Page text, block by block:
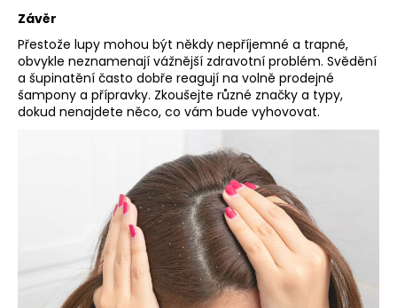
Závěr
Přestože lupy mohou být někdy nepříjemné a trapné,
obvykle neznamenají vážnější zdravotní problém. Svědění
a šupinatění často dobře reagují na volně prodejné
šampony a přípravky. Zkoušejte různé značky a typy,
dokud nenajdete něco, co vám bude vyhovovat.